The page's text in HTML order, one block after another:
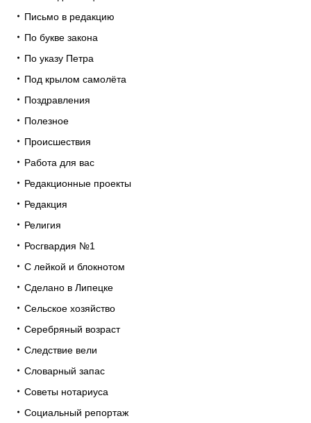
Письмо в редакцию
По букве закона
По указу Петра
Под крылом самолёта
Поздравления
Полезное
Происшествия
Работа для вас
Редакционные проекты
Редакция
Религия
Росгвардия №1
С лейкой и блокнотом
Сделано в Липецке
Сельское хозяйство
Серебряный возраст
Следствие вели
Словарный запас
Советы нотариуса
Социальный репортаж